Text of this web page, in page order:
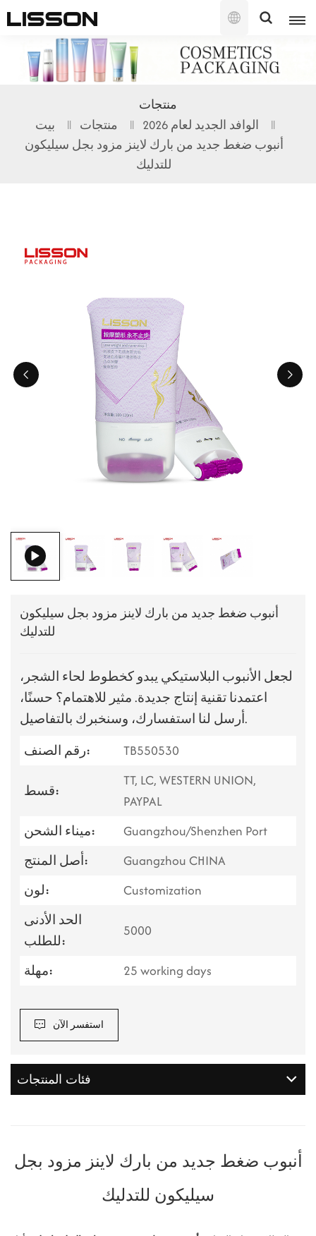
العربية
English
français
русский
한국의
ไทย
Tiếng việt
中文
منتجات
بيت منتجات
الوافد الجديد لعام 2026
أنبوب ضغط جديد من بارك لاينز مزود بجل سيليكون
للتدليك
أنبوب ضغط جديد من بارك لاينز مزود بجل سيليكون
للتدليك
لجعل الأنبوب البلاستيكي يبدو كخطوط لحاء الشجر،
اعتمدنا تقنية إنتاج جديدة. مثير للاهتمام؟ حسنًا،
أرسل لنا استفسارك، وسنخبرك بالتفاصيل.
رقم الصنف:
TB550530
قسط:
TT, LC, WESTERN UNION,
PAYPAL
ميناء الشحن:
Guangzhou/Shenzhen Port
أصل المنتج:
Guangzhou CHINA
لون:
Customization
الحد الأدنى
للطلب:
5000
مهلة: 25 working days
استفسر الآن
فئات المنتجات
أنبوب ضغط جديد من بارك لاينز مزود بجل
سيليكون للتدليك